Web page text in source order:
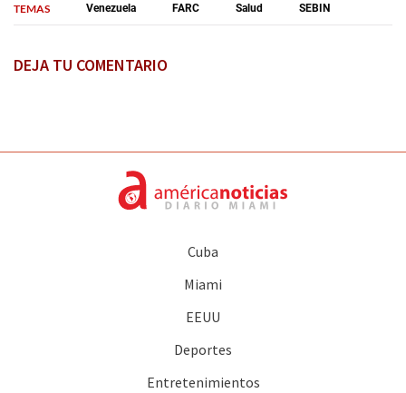
TEMAS Venezuela FARC Salud SEBIN
DEJA TU COMENTARIO
Cuba
Miami
EEUU
Deportes
Entretenimientos